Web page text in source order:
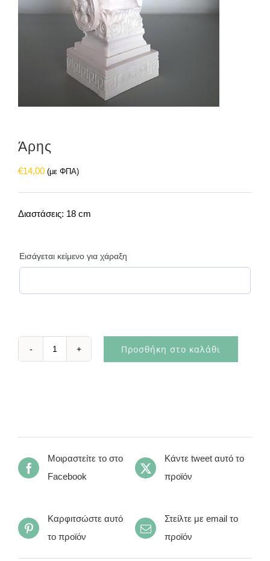
Άρης
€14,00 (με ΦΠΑ)
Διαστάσεις: 18 cm
Εισάγεται κείμενο για χάραξη
Προσθήκη στο καλάθι
Μοιραστείτε το στο
Facebook
Κάντε tweet αυτό το
προϊόν
Καρφιτσώστε αυτό
το προϊόν
Στείλτε με email το
προϊόν